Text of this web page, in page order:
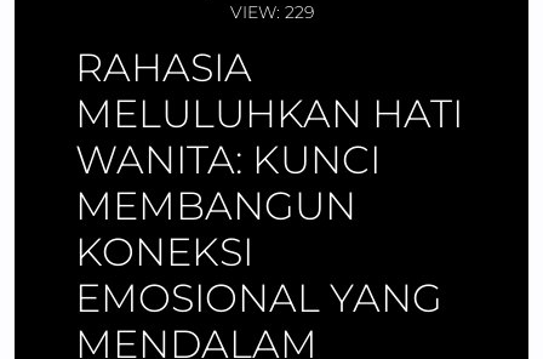
VIEW: 229
RAHASIA
MELULUHKAN HATI
WANITA: KUNCI
MEMBANGUN
KONEKSI
EMOSIONAL YANG
MENDALAM